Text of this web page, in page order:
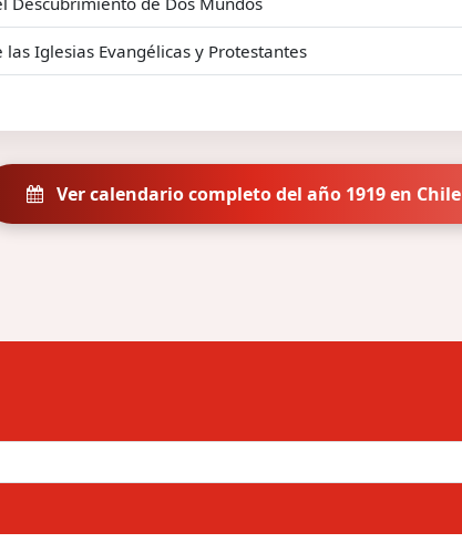
las Iglesias Evangélicas y Protestantes
Ver calendario completo del año 1919 en Chile